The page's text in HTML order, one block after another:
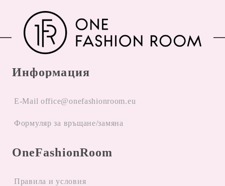
Информация
E-Mail office@onefashionroom.eu
Формуляр за връщане/замяна
OneFashionRoom
Правила и условия